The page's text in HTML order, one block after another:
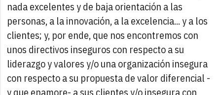
nada excelentes y de baja orientación a las
personas, a la innovación, a la excelencia... y a los
clientes; y, por ende, que nos encontremos con
unos directivos inseguros con respecto a su
liderazgo y valores y/o una organización insegura
con respecto a su propuesta de valor diferencial -
y que enamore- a sus clientes y/o insegura con